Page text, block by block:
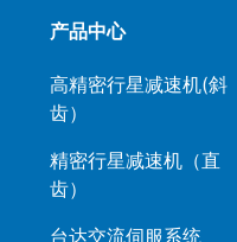
产品中心
高精密行星减速机(斜
齿）
精密行星减速机（直
齿）
台达交流伺服系统